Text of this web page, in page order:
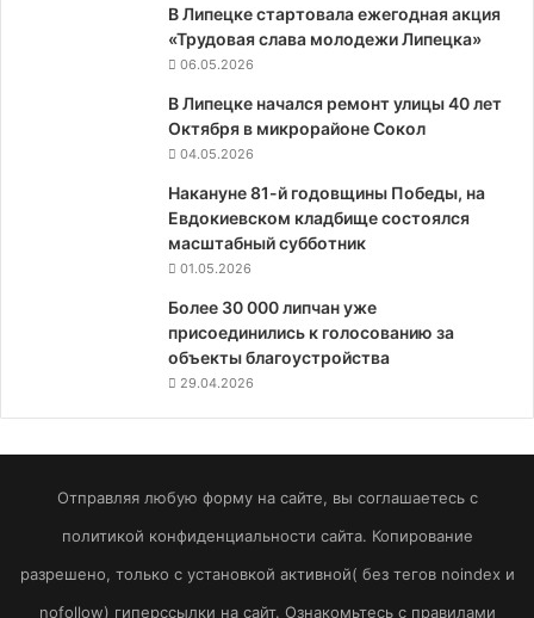
В Липецке стартовала ежегодная акция
«Трудовая слава молодежи Липецка»
06.05.2026
В Липецке начался ремонт улицы 40 лет
Октября в микрорайоне Сокол
04.05.2026
Накануне 81-й годовщины Победы, на
Евдокиевском кладбище состоялся
масштабный субботник
01.05.2026
Более 30 000 липчан уже
присоединились к голосованию за
объекты благоустройства
29.04.2026
Отправляя любую форму на сайте, вы соглашаетесь с
политикой конфиденциальности сайта. Копирование
разрешено, только с установкой активной( без тегов noindex и
nofollow) гиперссылки на сайт. Ознакомьтесь с правилами